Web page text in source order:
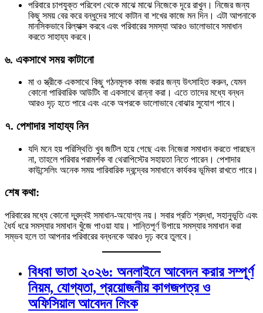
পরিবারে চাপযুক্ত পরিবেশ থেকে মাঝে মাঝে নিজেকে দূরে রাখুন। নিজের জন্য
কিছু সময় বের করে বন্ধুদের সাথে কাটান বা শখের কাজে মন দিন। এটা আপনাকে
মানসিকভাবে রিল্যাক্স করবে এবং পরিবারের সমস্যা আরও ভালোভাবে সমাধান
করতে সাহায্য করবে।
৬. একসাথে সময় কাটানো
মা ও স্ত্রীকে একসাথে কিছু গঠনমূলক কাজ করার জন্য উৎসাহিত করুন, যেমন
কোনো পারিবারিক আউটিং বা একসাথে রান্না করা। এতে তাদের মধ্যে বন্ধন
আরও দৃঢ় হতে পারে এবং একে অপরকে ভালোভাবে বোঝার সুযোগ পাবে।
৭. পেশাদার সাহায্য নিন
যদি মনে হয় পরিস্থিতি খুব জটিল হয়ে গেছে এবং নিজেরা সমাধান করতে পারছেন
না, তাহলে পরিবার পরামর্শক বা থেরাপিস্টের সহায়তা নিতে পারেন। পেশাদার
কাউন্সেলিং অনেক সময় পারিবারিক দ্বন্দ্বের সমাধানে কার্যকর ভূমিকা রাখতে পারে।
শেষ কথা:
পরিবারের মধ্যে কোনো দ্বন্দ্বই সমাধান-অযোগ্য নয়। সবার প্রতি শ্রদ্ধা, সহানুভূতি এবং
ধৈর্য ধরে সমস্যার সমাধান খুঁজে পাওয়া যায়। শান্তিপূর্ণ উপায়ে সমস্যার সমাধান করা
সম্ভব হলে তা আপনার পরিবারের বন্ধনকে আরও দৃঢ় করে তুলবে।
বিধবা ভাতা ২০২৬: অনলাইনে আবেদন করার সম্পূর্ণ
নিয়ম, যোগ্যতা, প্রয়োজনীয় কাগজপত্র ও
অফিসিয়াল আবেদন লিংক